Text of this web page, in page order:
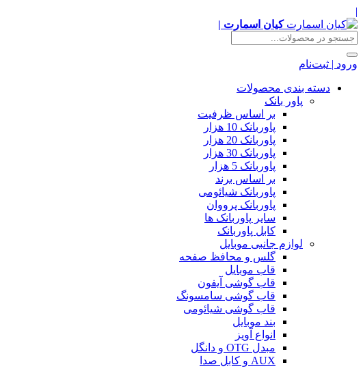
|
کیان اسمارت |
ورود | ثبت‌نام
دسته بندی محصولات
پاور بانک
بر اساس ظرفیت
پاوربانک 10 هزار
پاوربانک 20 هزار
پاوربانک 30 هزار
پاوربانک 5 هزار
بر اساس برند
پاوربانک شیائومی
پاوربانک پرووان
سایر پاوربانک ها
کابل پاوربانک
لوازم جانبی موبایل
گلس و محافظ صفحه
قاب موبایل
قاب گوشی آیفون
قاب گوشی سامسونگ
قاب گوشی شیائومی
بند موبایل
انواع آویز
مبدل OTG و دانگل
AUX و کابل صدا